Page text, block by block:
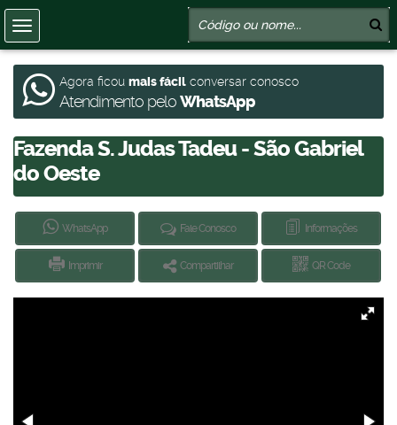
Agora ficou mais fácil conversar conosco
Atendimento peloWhatsApp
Fazenda S. Judas Tadeu - São Gabriel
do Oeste
WhatsApp Fale Conosco Informações
Imprimir Compartilhar QR Code